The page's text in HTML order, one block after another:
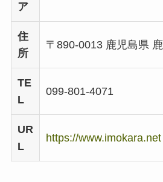
ア
住
所
〒890-0013 鹿児島県
TE
L
099-801-4071
UR
L
https://www.imokara.net